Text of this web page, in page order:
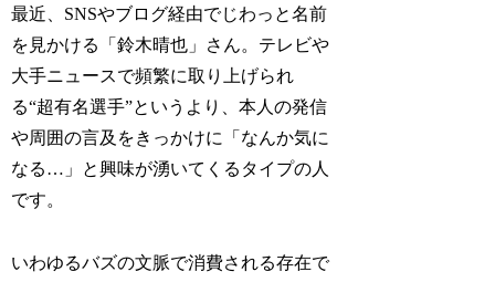
最近、SNSやブログ経由でじわっと名前
を見かける「鈴木晴也」さん。テレビや
大手ニュースで頻繁に取り上げられ
る“超有名選手”というより、本人の発信
や周囲の言及をきっかけに「なんか気に
なる…」と興味が湧いてくるタイプの人
です。
いわゆるバズの文脈で消費される存在で